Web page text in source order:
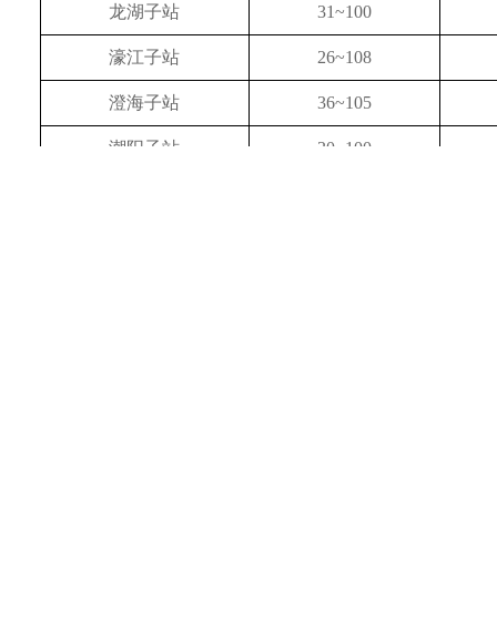
龙湖子站 31~100
濠江子站 26~108
澄海子站 36~105
潮阳子站 30~100